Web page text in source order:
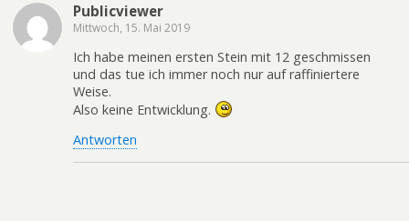
Publicviewer
Mittwoch, 15. Mai 2019
Ich habe meinen ersten Stein mit 12 geschmissen
und das tue ich immer noch nur auf raffiniertere
Weise.
Also keine Entwicklung.
Antworten